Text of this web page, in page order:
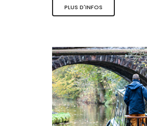
Les
Le
La
PLUS D'INFOS